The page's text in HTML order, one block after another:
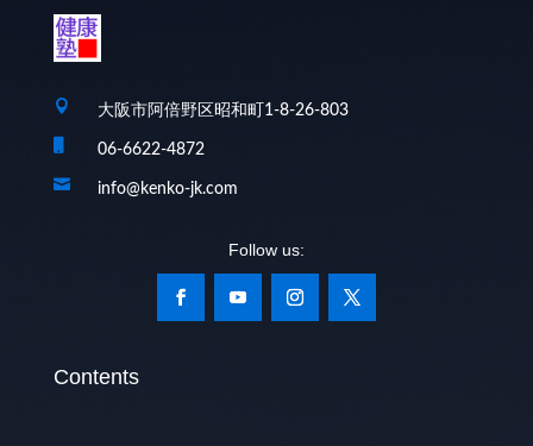
 大阪市阿倍野区昭和町1-8-26-803
06-6622-4872
 info@kenko-jk.com
Contents